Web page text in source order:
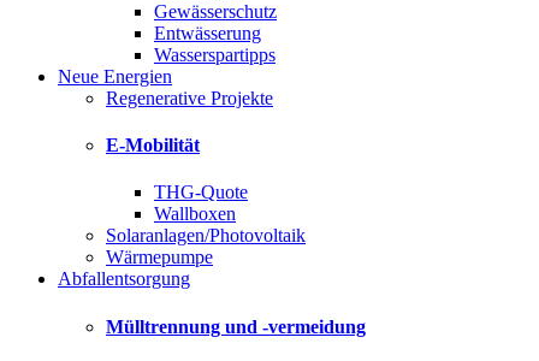
Gewässerschutz
Entwässerung
Wasserspartipps
Neue Energien
Regenerative Projekte
E-Mobilität
THG-Quote
Wallboxen
Solaranlagen/Photovoltaik
Wärmepumpe
Abfallentsorgung
Mülltrennung und -vermeidung